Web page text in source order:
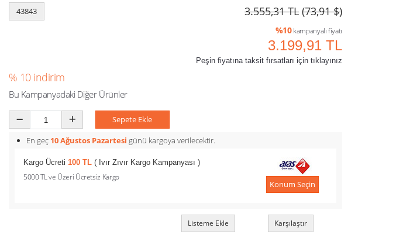
43843 3.555,31 TL (73,91 $)
%10kampanyalı fiyatı
3.199,91 TL
Peşin fiyatına taksit fırsatları için tıklayınız
% 10 indirim
Bu Kampanyadaki Diğer Ürünler
Sepete Ekle
En geç 10 Ağustos Pazartesi günü kargoya verilecektir.
Kargo Ücreti 100 TL ( Ivır Zıvır Kargo Kampanyası )
5000 TL ve Üzeri Ücretsiz Kargo
Konum Seçin
Listeme Ekle Karşılaştır